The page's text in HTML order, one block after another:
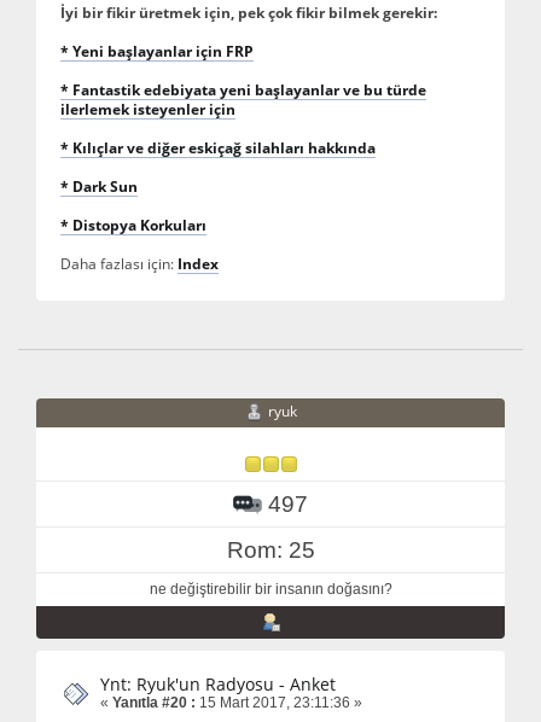
İyi bir fikir üretmek için, pek çok fikir bilmek gerekir:
* Yeni başlayanlar için FRP
* Fantastik edebiyata yeni başlayanlar ve bu türde
ilerlemek isteyenler için
* Kılıçlar ve diğer eskiçağ silahları hakkında
* Dark Sun
* Distopya Korkuları
Daha fazlası için: Index
ryuk
497
Rom: 25
ne değiştirebilir bir insanın doğasını?
Ynt: Ryuk'un Radyosu - Anket
« Yanıtla #20 : 15 Mart 2017, 23:11:36 »